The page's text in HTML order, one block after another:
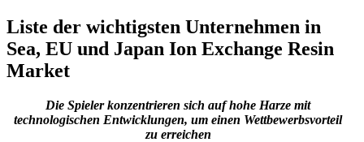
Liste der wichtigsten Unternehmen in
Sea, EU und Japan Ion Exchange Resin
Market
Die Spieler konzentrieren sich auf hohe Harze mit
technologischen Entwicklungen, um einen Wettbewerbsvorteil
zu erreichen